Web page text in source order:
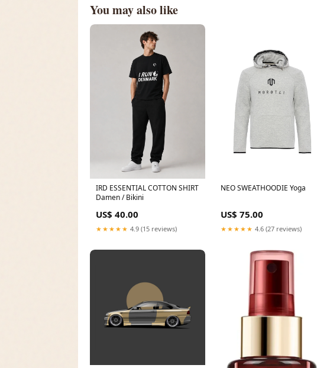
You may also like
IRD ESSENTIAL COTTON SHIRT
Damen / Bikini
US$ 40.00
★★★★★ 4.9 (15 reviews)
NEO SWEATHOODIE Yoga
US$ 75.00
★★★★★ 4.6 (27 reviews)